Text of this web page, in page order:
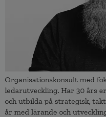
Organisationskonsult med
ledarutveckling. Har 30 års
och utbilda på strategisk,
år med lärande och